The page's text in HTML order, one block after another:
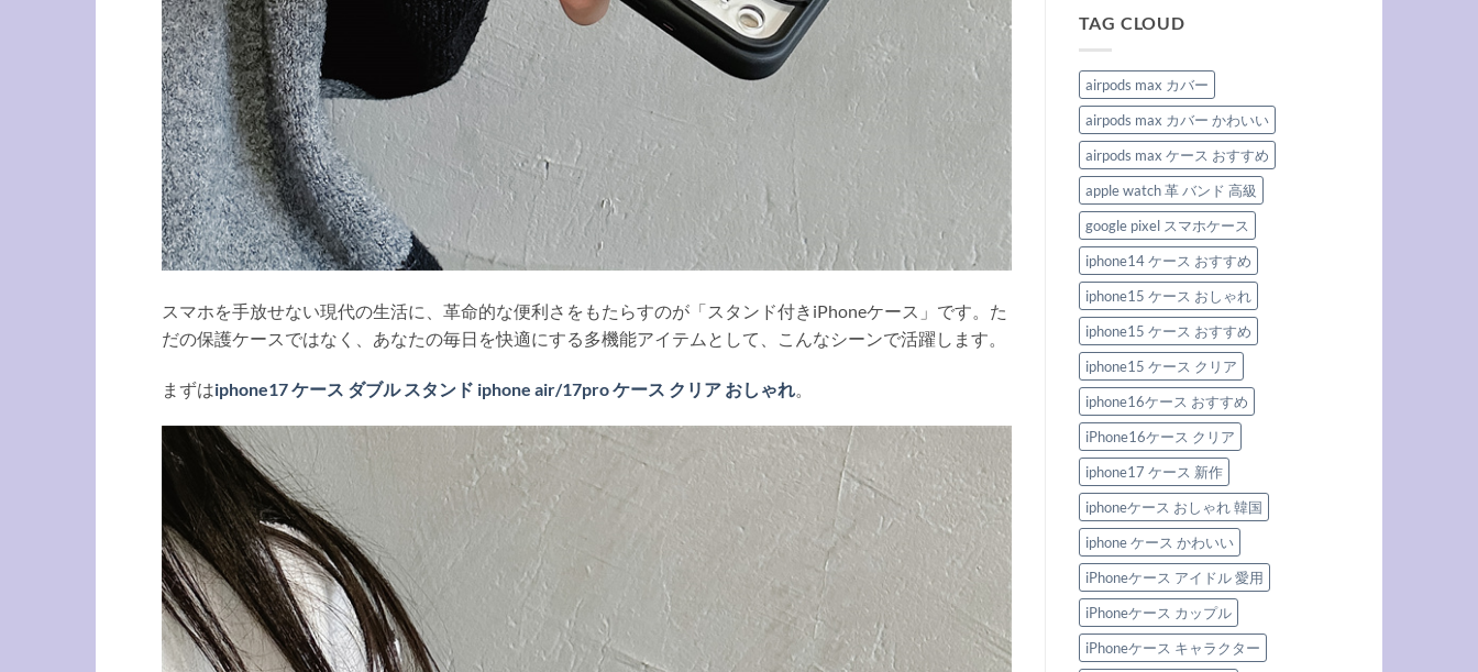
スマホを手放せない現代の生活に、革命的な便利さをもたらすのが「スタンド付きiPhoneケース」です。た
だの保護ケースではなく、あなたの毎日を快適にする多機能アイテムとして、こんなシーンで活躍します。
まずはiphone17 ケース ダブル スタンド iphone air/17pro ケース クリア おしゃれ。
い
ズ
Apple
Watch
バ
ン
ド
特
集
へ
の
ー
ト！
ぐ
欲
し
い
優
秀
iphone
ケ
ー
ス
＆
Apple
watch
バ
ン
ド
3
選
へ
の
ら
存
在
感
を
放
つ。
男
の
こ
だ
わ
り
を
満
た
す
新
作
iPhone
ケ
ー
ス
3
選
へ
の
り
TAG CLOUD
airpods max カバー
airpods max カバー かわいい
airpods max ケース おすすめ
apple watch 革 バンド 高級
google pixel スマホケース
iphone14 ケース おすすめ
iphone15 ケース おしゃれ
iphone15 ケース おすすめ
iphone15 ケース クリア
iphone16ケース おすすめ
iPhone16ケース クリア
iphone17 ケース 新作
iphoneケース おしゃれ 韓国
iphone ケース かわいい
iPhoneケース アイドル 愛用
iPhoneケース カップル
iPhoneケース キャラクター